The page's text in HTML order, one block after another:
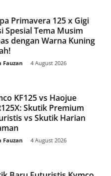
Primavera 125 x Gigi
Spesial Tema Musim
dengan Warna Kuning
Fauzan 4 August 2026
KF125 vs Haojue
Skutik Premium
vs Skutik Harian
Fauzan 4 August 2026